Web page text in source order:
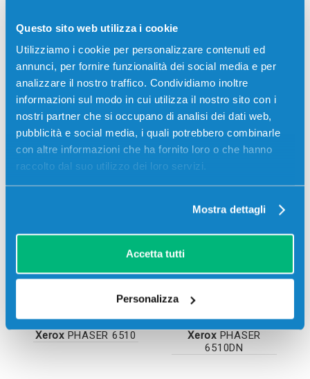
Questo sito web utilizza i cookie
Utilizziamo i cookie per personalizzare contenuti ed
annunci, per fornire funzionalità dei social media e per
analizzare il nostro traffico. Condividiamo inoltre
informazioni sul modo in cui utilizza il nostro sito con i
nostri partner che si occupano di analisi dei dati web,
pubblicità e social media, i quali potrebbero combinarle
con altre informazioni che ha fornito loro o che hanno
raccolto dal suo utilizzo dei loro servizi.
Mostra dettagli
Accetta tutti
Personalizza
Stampanti compatibili
XeroxPHASER 6510 XeroxPHASER
6510DN